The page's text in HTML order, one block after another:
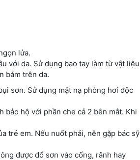
lửa.
với da. Sử dụng bao tay làm từ vật liệu
bám trên da.
sơn. Sử dụng mặt nạ phòng hơi độc
bảo hộ với phần che cả 2 bên mắt. Khi
trẻ em. Nếu nuốt phải, nên gặp bác sỹ
được đổ sơn vào cống, rãnh hay